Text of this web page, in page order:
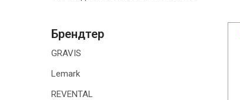
Брендтер
GRAVIS
Lemark
REVENTAL